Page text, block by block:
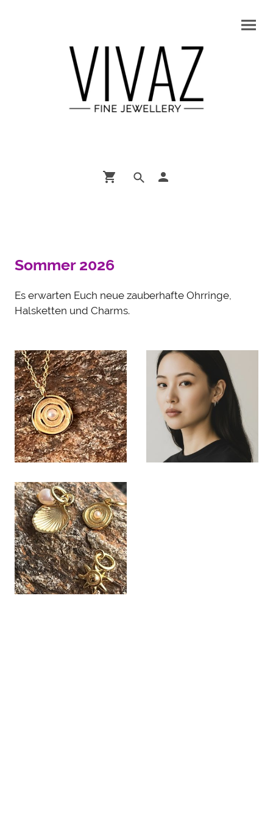
Sommer 2026
Es erwarten Euch neue zauberhafte Ohrringe,
Halsketten und Charms.